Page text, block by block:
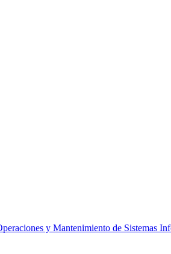
y Mantenimiento de Sistemas